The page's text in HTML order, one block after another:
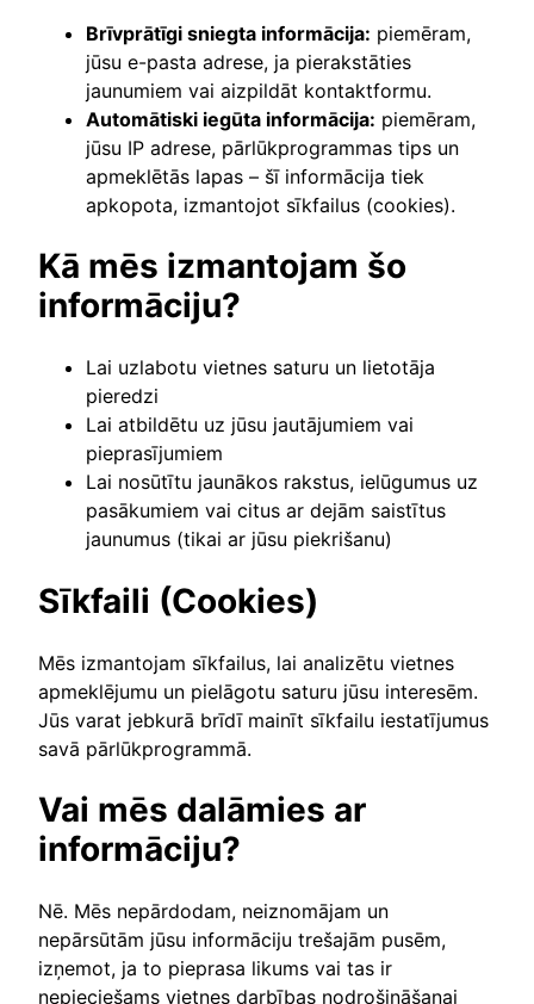
Brīvprātīgi sniegta informācija: piemēram,
jūsu e-pasta adrese, ja pierakstāties
jaunumiem vai aizpildāt kontaktformu.
Automātiski iegūta informācija: piemēram,
jūsu IP adrese, pārlūkprogrammas tips un
apmeklētās lapas – šī informācija tiek
apkopota, izmantojot sīkfailus (cookies).
Kā mēs izmantojam šo
informāciju?
Lai uzlabotu vietnes saturu un lietotāja
pieredzi
Lai atbildētu uz jūsu jautājumiem vai
pieprasījumiem
Lai nosūtītu jaunākos rakstus, ielūgumus uz
pasākumiem vai citus ar dejām saistītus
jaunumus (tikai ar jūsu piekrišanu)
Sīkfaili (Cookies)
Mēs izmantojam sīkfailus, lai analizētu vietnes
apmeklējumu un pielāgotu saturu jūsu interesēm.
Jūs varat jebkurā brīdī mainīt sīkfailu iestatījumus
savā pārlūkprogrammā.
Vai mēs dalāmies ar
informāciju?
Nē. Mēs nepārdodam, neiznomājam un
nepārsūtām jūsu informāciju trešajām pusēm,
izņemot, ja to pieprasa likums vai tas ir
nepieciešams vietnes darbības nodrošināšanai